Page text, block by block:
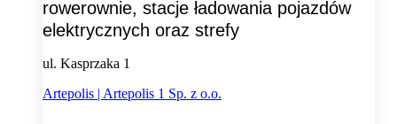
rowerownie, stacje ładowania pojazdów
elektrycznych oraz strefy
ul. Kasprzaka 1
Artepolis | Artepolis 1 Sp. z o.o.